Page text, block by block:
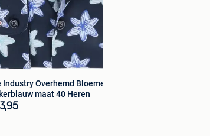
Industry Overhemd Bloemen
maat 40 Heren